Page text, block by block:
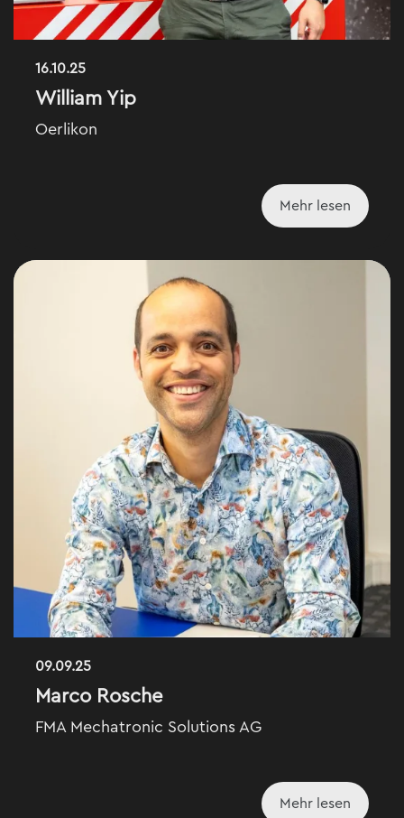
16.10.25
William Yip
Oerlikon
Mehr lesen
09.09.25
Marco Rosche
FMA Mechatronic Solutions AG
Mehr lesen